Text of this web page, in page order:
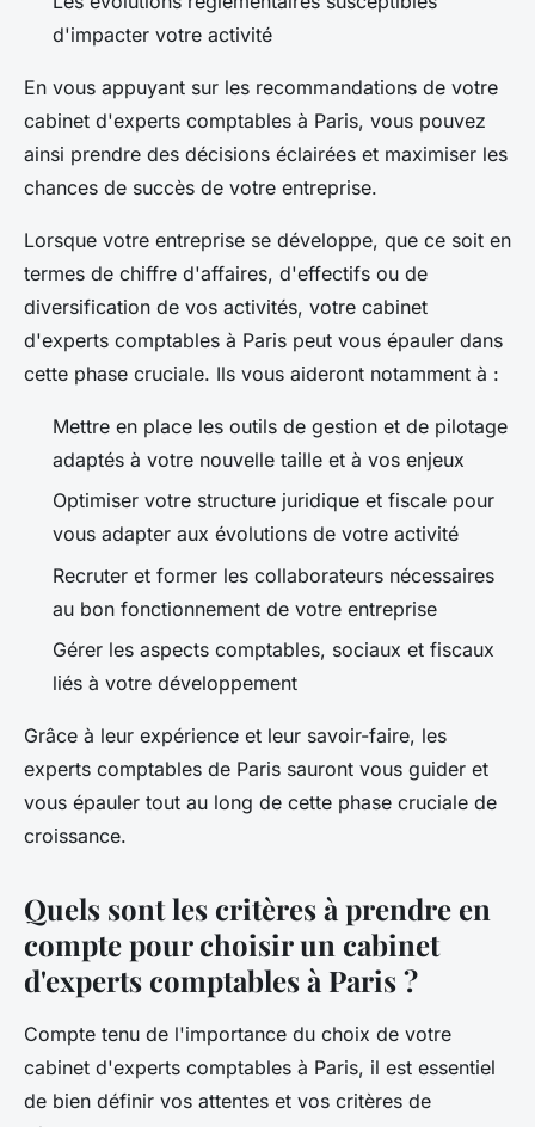
d'impacter votre activité
En vous appuyant sur les recommandations de votre
cabinet d'experts comptables à Paris, vous pouvez
ainsi prendre des décisions éclairées et maximiser les
chances de succès de votre entreprise.
Lorsque votre entreprise se développe, que ce soit en
termes de chiffre d'affaires, d'effectifs ou de
diversification de vos activités, votre cabinet
d'experts comptables à Paris peut vous épauler dans
cette phase cruciale. Ils vous aideront notamment à :
Mettre en place les outils de gestion et de pilotage
adaptés à votre nouvelle taille et à vos enjeux
Optimiser votre structure juridique et fiscale pour
vous adapter aux évolutions de votre activité
Recruter et former les collaborateurs nécessaires
au bon fonctionnement de votre entreprise
Gérer les aspects comptables, sociaux et fiscaux
liés à votre développement
Grâce à leur expérience et leur savoir-faire, les
experts comptables de Paris sauront vous guider et
vous épauler tout au long de cette phase cruciale de
croissance.
Quels sont les critères à prendre en
compte pour choisir un cabinet
d'experts comptables à Paris ?
Compte tenu de l'importance du choix de votre
cabinet d'experts comptables à Paris, il est essentiel
de bien définir vos attentes et vos critères de